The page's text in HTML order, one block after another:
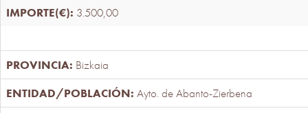
3.500,00
Bizkaia
Ayto. de Abanto-Zierbena